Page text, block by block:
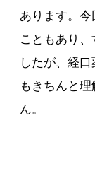
あります。
こともあり
したが、経
もきちんと
ん。